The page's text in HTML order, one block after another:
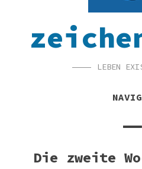
LEBEN
Die zweite